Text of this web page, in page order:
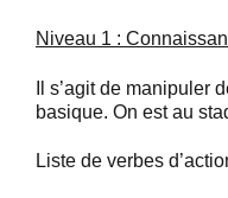
Niveau 1 :
Il s’agit de manipuler
basique. On est au
Liste de verbes